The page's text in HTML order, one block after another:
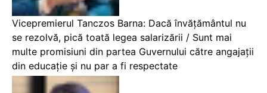
Vicepremierul Tanczos Barna: Dacă învățământul nu
se rezolvă, pică toată legea salarizării / Sunt mai
multe promisiuni din partea Guvernului către angajații
din educație și nu par a fi respectate